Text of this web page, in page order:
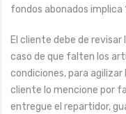
fondos abonados implica
El cliente debe de
caso de que falten los
condiciones, para agilizar
cliente lo mencione por
entregue el repartidor,